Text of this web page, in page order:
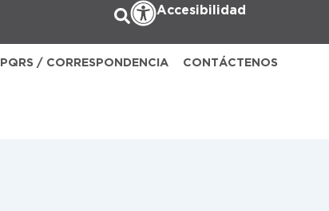
Accesibilidad
PQRS / CORRESPONDENCIA CONTÁCTENOS